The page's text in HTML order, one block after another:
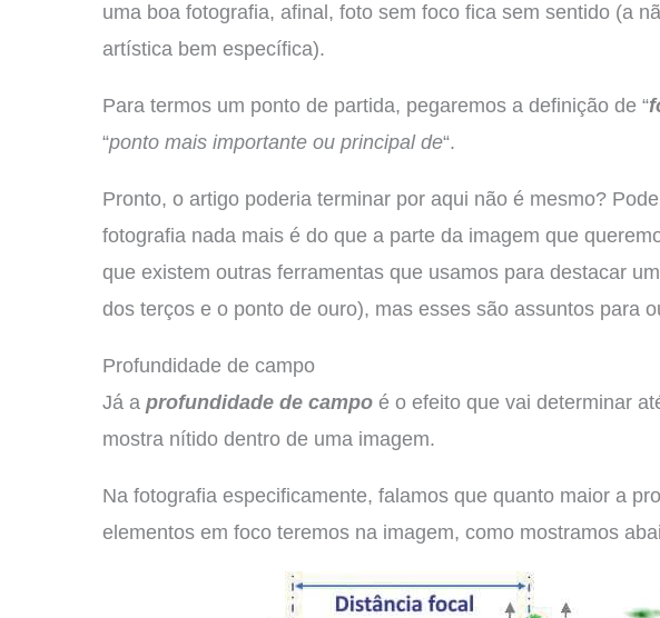
uma boa fotografia, afinal, foto sem foco fica sem sentido (a
artística bem específica).
Para termos um ponto de partida, pegaremos a definição de “
“ponto mais importante ou principal de“.
Pronto, o artigo poderia terminar por aqui não é mesmo?
fotografia nada mais é do que a parte da imagem que
que existem outras ferramentas que usamos para destacar
dos terços e o ponto de ouro), mas esses são assuntos para
Profundidade de campo
Já a profundidade de campo é o efeito que vai determinar
mostra nítido dentro de uma imagem.
Na fotografia especificamente, falamos que quanto maior a
elementos em foco teremos na imagem, como mostramos